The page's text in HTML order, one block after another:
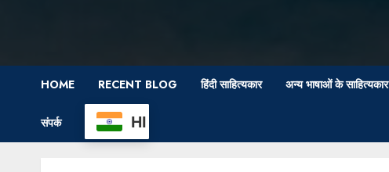
HOME RECENT BLOG हिंदी साहित्यकार अन्य भाषाओं के साहित्यकार
संपर्क HI